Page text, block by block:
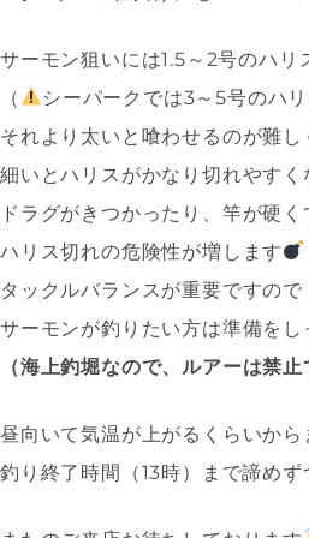
サーモン狙いには1.5～2号のハリ
（
シーパークでは3～5号のハ
それより太いと喰わせるのが難し
細いとハリスがかなり切れやすく
ドラグがきつかったり、竿が硬く
ハリス切れの危険性が増します
タックルバランスが重要ですので
サーモンが釣りたい方は準備を
（海上釣堀なので、ルアーは禁止
昼向いて気温が上がるくらいか
釣り終了時間（13時）まで諦めず